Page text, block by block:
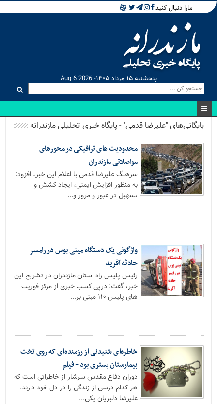
مارا دنبال کنید
پنجشنبه ۱۵ مرداد ۱۴۰۵- Aug 6 2026
بایگانی‌های "علیرضا قدمی" - پایگاه خبری تحلیلی مازندرانه
محدودیت های ترافیکی در محورهای
مواصلاتی مازندران
سرهنگ علیرضا قدمی با اعلام این خبر، افزود:
به منظور افزایش ایمنی، ایجاد کشش و
تسهیل در عبور و مرور و...
واژگونی یک دستگاه مینی بوس در رامسر
حادثه آفرید
رئیس پلیس راه استان مازندران در تشریح این
خبر، گفت: درپی کسب خبری از مرکز فوریت
های پلیس ۱۱۰ مبنی بر...
خاطره‌ای شنیدنی از رزمنده‌ای که روی تخت
بیمارستان بستری بود + فیلم
دوران دفاع مقدس سرشار از خاطراتی است که
هر کدام درسی از زندگی را در دل خود دارند.
علیرضا دلبریان یکی...